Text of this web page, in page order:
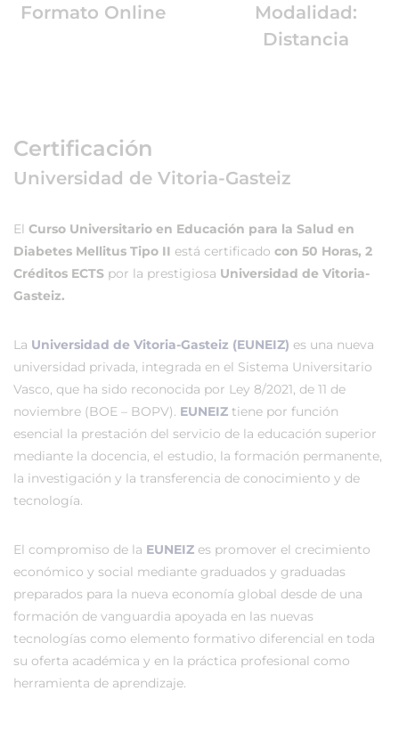
Formato Online
Modalidad:
Distancia
Certificación
Universidad de Vitoria-Gasteiz
El Curso Universitario en Educación para la Salud en
Diabetes Mellitus Tipo II está certificado con 50 Horas, 2
Créditos ECTS por la prestigiosa Universidad de Vitoria-
Gasteiz.
La Universidad de Vitoria-Gasteiz (EUNEIZ) es una nueva
universidad privada, integrada en el Sistema Universitario
Vasco, que ha sido reconocida por Ley 8/2021, de 11 de
noviembre (BOE – BOPV). EUNEIZ tiene por función
esencial la prestación del servicio de la educación superior
mediante la docencia, el estudio, la formación permanente,
la investigación y la transferencia de conocimiento y de
tecnología.
El compromiso de la EUNEIZ es promover el crecimiento
económico y social mediante graduados y graduadas
preparados para la nueva economía global desde de una
formación de vanguardia apoyada en las nuevas
tecnologías como elemento formativo diferencial en toda
su oferta académica y en la práctica profesional como
herramienta de aprendizaje.